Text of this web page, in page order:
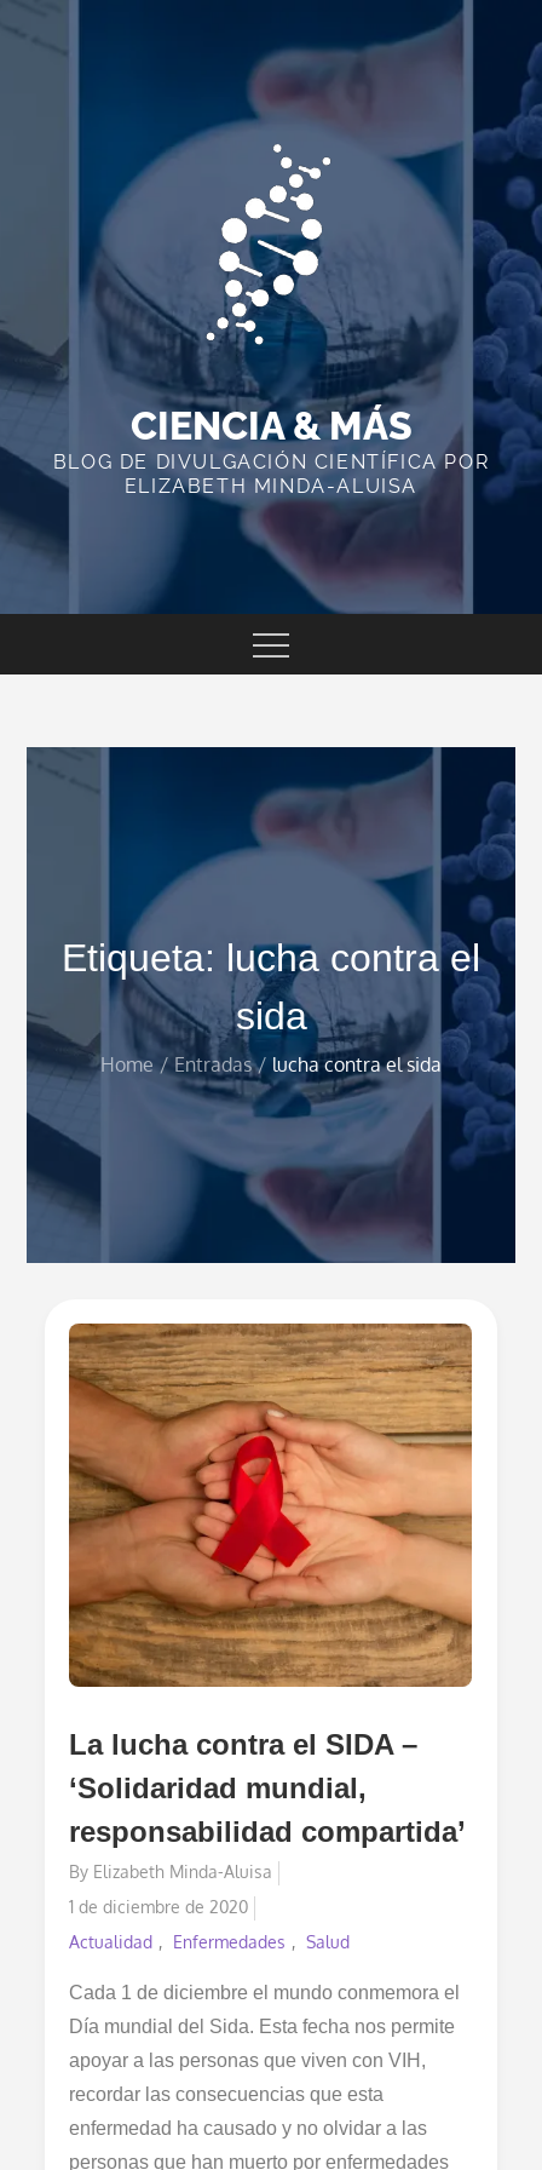
CIENCIA & MÁS
BLOG DE DIVULGACIÓN CIENTÍFICA POR
ELIZABETH MINDA-ALUISA
Etiqueta: lucha contra el
sida
Home Entradas lucha contra el sida
La lucha contra el SIDA –
‘Solidaridad mundial,
responsabilidad compartida’
By Elizabeth Minda-Aluisa
Posted
on
1 de diciembre de 2020
Actualidad
Enfermedades Salud
Cada 1 de diciembre el mundo conmemora el
Día mundial del Sida. Esta fecha nos permite
apoyar a las personas que viven con VIH,
recordar las consecuencias que esta
enfermedad ha causado y no olvidar a las
personas que han muerto por enfermedades